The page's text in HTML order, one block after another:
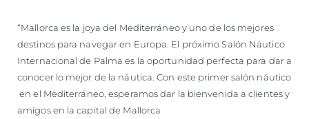
“Mallorca es la joya del Mediterráneo y uno de los mejores
destinos para navegar en Europa. El próximo Salón Náutico
Internacional de Palma es la oportunidad perfecta para dar a
conocer lo mejor de la náutica. Con este primer salón náutico
en el Mediterráneo, esperamos dar la bienvenida a clientes y
amigos en la capital de Mallorca